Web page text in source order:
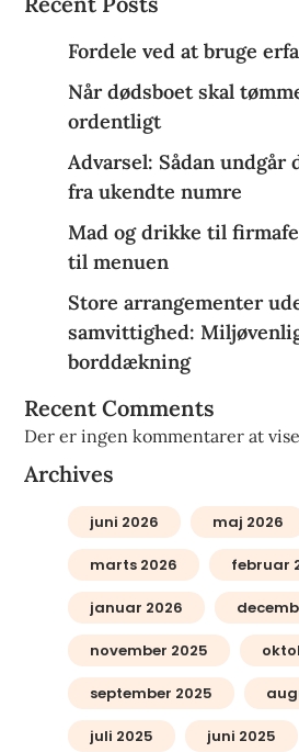
Fordele ved at bruge
Når dødsboet skal
ordentligt
Advarsel: Sådan undgår
fra ukendte numre
Mad og drikke til
til menuen
Store arrangementer
samvittighed:
borddækning
Recent Comments
Der er ingen kommentarer at
Archives
juni 2026 maj 2026
marts 2026 februar
januar 2026
november 2025
september 2025
juli 2025 juni 2025